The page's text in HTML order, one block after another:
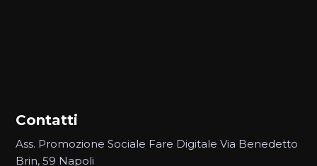
Contatti
Ass. Promozione Sociale Fare Digitale Via Benedetto
Brin, 59 Napoli